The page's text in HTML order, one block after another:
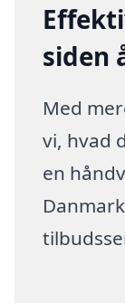
siden
Med
vi, hvad
en